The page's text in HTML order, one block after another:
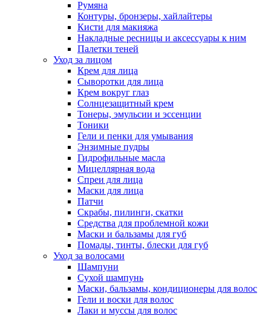
Румяна
Контуры, бронзеры, хайлайтеры
Кисти для макияжа
Накладные ресницы и аксессуары к ним
Палетки теней
Уход за лицом
Крем для лица
Сыворотки для лица
Крем вокруг глаз
Солнцезащитный крем
Тонеры, эмульсии и эссенции
Тоники
Гели и пенки для умывания
Энзимные пудры
Гидрофильные масла
Мицеллярная вода
Спреи для лица
Маски для лица
Патчи
Скрабы, пилинги, скатки
Средства для проблемной кожи
Маски и бальзамы для губ
Помады, тинты, блески для губ
Уход за волосами
Шампуни
Сухой шампунь
Маски, бальзамы, кондиционеры для волос
Гели и воски для волос
Лаки и муссы для волос